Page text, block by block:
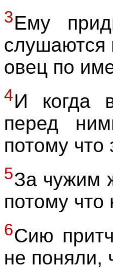
3Ему
слушаются
овец по
4И когда
перед
потому что
5За чужим
потому что
6Сию
не поняли,